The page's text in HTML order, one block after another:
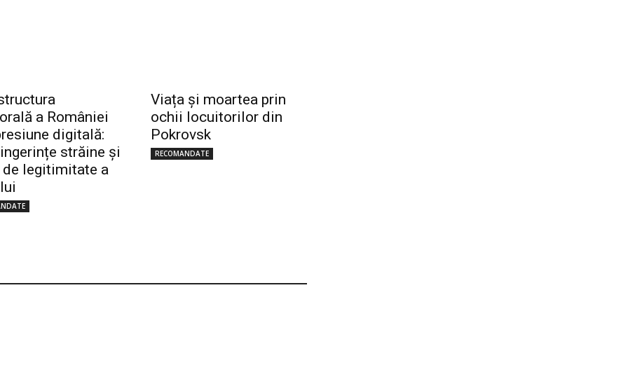
a României
digitală:
străine și
legitimitate a
Viața și moartea prin
ochii locuitorilor din
Pokrovsk
RECOMANDATE